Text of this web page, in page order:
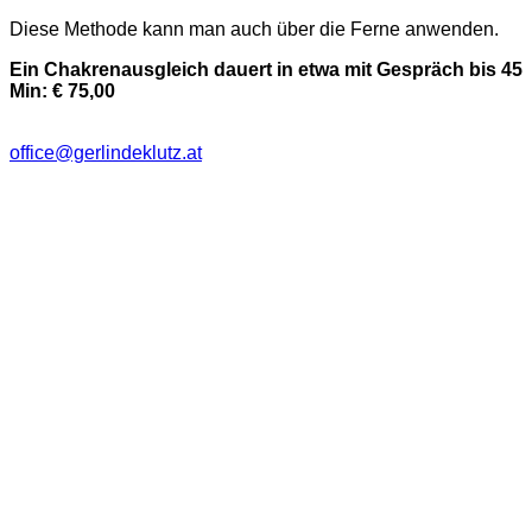
Diese Methode kann man auch über die Ferne anwenden.
Ein Chakrenausgleich dauert in etwa mit Gespräch bis 45
Min: € 75,00
office@gerlindeklutz.at